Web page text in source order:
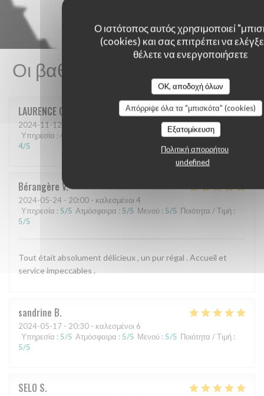
Ο ιστότοπος αυτός χρησιμοποιεί
(cookies) και σας επιτρέπει να
θέλετε να ενεργοποιήσετε
OK, αποδοχή όλων
Απόρριψε όλα τα "μπισκότα" (cookies)
Εξατομίκευση
Πολιτική απορρήτου
undefined
Οι βαθμολογίες πελατών μας
LAURENCE C
2024-11-12
Υπηρεσία : 4 :4/5 Ποιότητα / Τιμή
4/5
Bérangère V
2024-05-24 - 20:00 - καλεσμένοι 4
Υπηρεσία : 5/5 Ατμόσφαιρα : 5/5 Μενού : 5/5 Ποιότητα / Τιμή :
5/5
Tout était absolument délicieux , un pur régal . Accueil et
service impeccables .
sandrine B
2024-05-17 - 20:30 - καλεσμένοι 6
Υπηρεσία : 5/5 Ατμόσφαιρα : 5/5 Μενού : 5/5 Ποιότητα / Τιμή :
5/5
SELO S